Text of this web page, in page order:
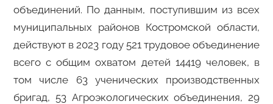
объединений. По данным, поступившим из всех
муниципальных районов Костромской области,
действуют в 2023 году 521 трудовое объединение
всего с общим охватом детей 14419 человек, в
том числе 63 ученических производственных
бригад, 53 Агроэкологических объединения, 29